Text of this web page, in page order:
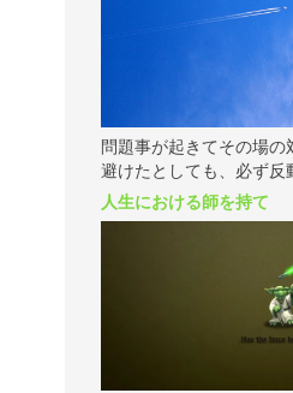
問題事が起きてその場の
避けたとしても、必ず反
人生における師を持て